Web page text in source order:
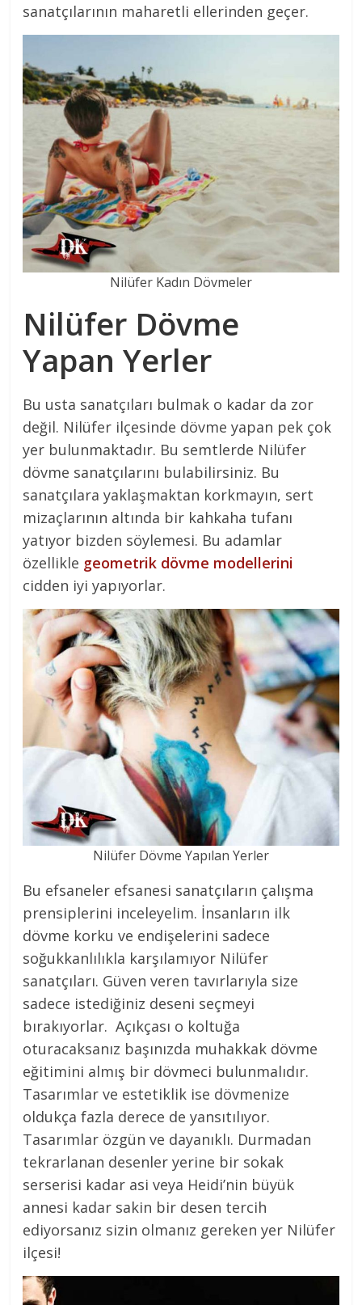
sanatçılarının maharetli ellerinden geçer.
Nilüfer Kadın Dövmeler
Nilüfer Dövme
Yapan Yerler
Bu usta sanatçıları bulmak o kadar da zor
değil. Nilüfer ilçesinde dövme yapan pek çok
yer bulunmaktadır. Bu semtlerde Nilüfer
dövme sanatçılarını bulabilirsiniz. Bu
sanatçılara yaklaşmaktan korkmayın, sert
mizaçlarının altında bir kahkaha tufanı
yatıyor bizden söylemesi. Bu adamlar
özellikle geometrik dövme modellerini
cidden iyi yapıyorlar.
Nilüfer Dövme Yapılan Yerler
Bu efsaneler efsanesi sanatçıların çalışma
prensiplerini inceleyelim. İnsanların ilk
dövme korku ve endişelerini sadece
soğukkanlılıkla karşılamıyor Nilüfer
sanatçıları. Güven veren tavırlarıyla size
sadece istediğiniz deseni seçmeyi
bırakıyorlar. Açıkçası o koltuğa
oturacaksanız başınızda muhakkak dövme
eğitimini almış bir dövmeci bulunmalıdır.
Tasarımlar ve estetiklik ise dövmenize
oldukça fazla derece de yansıtılıyor.
Tasarımlar özgün ve dayanıklı. Durmadan
tekrarlanan desenler yerine bir sokak
serserisi kadar asi veya Heidi’nin büyük
annesi kadar sakin bir desen tercih
ediyorsanız sizin olmanız gereken yer Nilüfer
ilçesi!